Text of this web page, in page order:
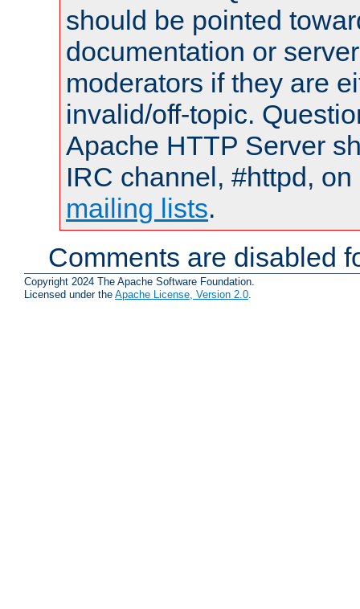
should be pointed
documentation or
moderators if they are
invalid/off-topic.
Apache HTTP Server
IRC channel, #httpd,
mailing lists.
Comments are disabled
Copyright 2024 The Apache Software Foundation.
Licensed under the Apache License, Version 2.0.